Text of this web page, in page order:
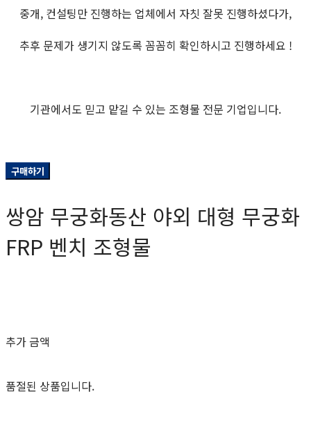
중개, 컨설팅만 진행하는 업체에서 자칫 잘못 진행하셨다가,
추후 문제가 생기지 않도록 꼼꼼히 확인하시고 진행하세요 !
기관에서도 믿고 맡길 수 있는 조형물 전문 기업입니다.
구매하기
쌍암 무궁화동산 야외 대형 무궁화
FRP 벤치 조형물
추가 금액
품절된 상품입니다.